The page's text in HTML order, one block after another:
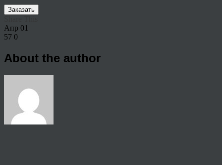
Заказать
Апр 01
57 0
About the author